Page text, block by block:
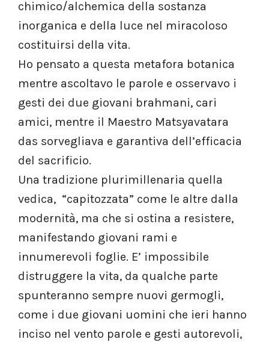
chimico/alchemica della sostanza
inorganica e della luce nel miracoloso
costituirsi della vita.
Ho pensato a questa metafora botanica
mentre ascoltavo le parole e osservavo i
gesti dei due giovani brahmani, cari
amici, mentre il Maestro Matsyavatara
das sorvegliava e garantiva dell’efficacia
del sacrificio.
Una tradizione plurimillenaria quella
vedica, “capitozzata” come le altre dalla
modernità, ma che si ostina a resistere,
manifestando giovani rami e
innumerevoli foglie. E’ impossibile
distruggere la vita, da qualche parte
spunteranno sempre nuovi germogli,
come i due giovani uomini che ieri hanno
inciso nel vento parole e gesti autorevoli,